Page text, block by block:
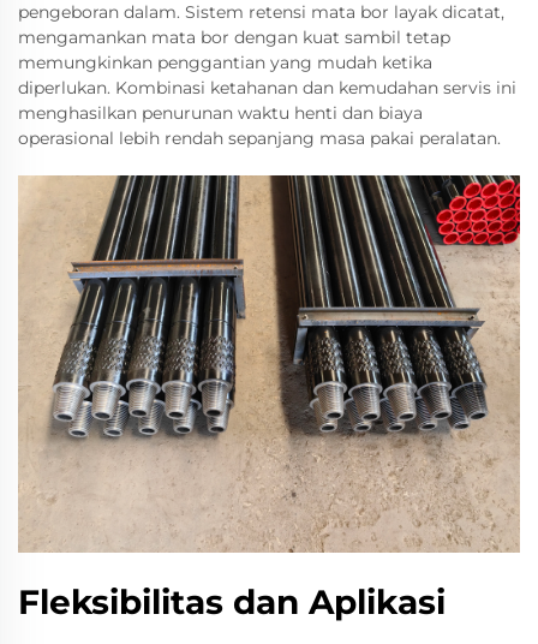
pengeboran dalam. Sistem retensi mata bor layak dicatat,
mengamankan mata bor dengan kuat sambil tetap
memungkinkan penggantian yang mudah ketika
diperlukan. Kombinasi ketahanan dan kemudahan servis ini
menghasilkan penurunan waktu henti dan biaya
operasional lebih rendah sepanjang masa pakai peralatan.
Fleksibilitas dan Aplikasi